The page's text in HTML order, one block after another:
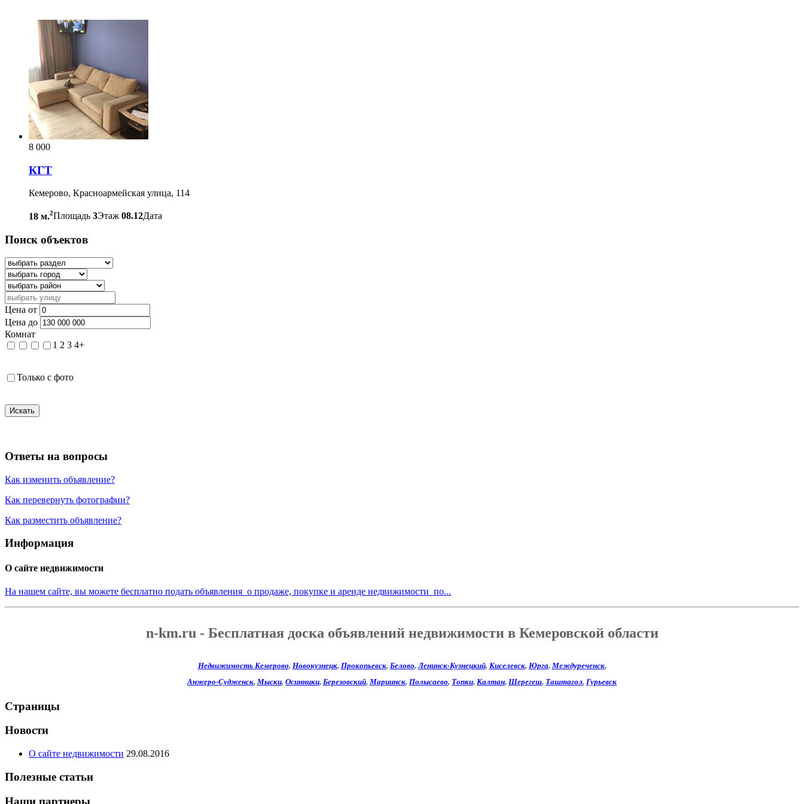
8 000
КГТ
Кемерово, Красноармейская улица, 114
18 м.2Площадь 3Этаж 08.12Дата
Поиск объектов
Цена от
Цена до
Комнат
1 2 3 4+
Только с фото
Искать
Ответы на вопросы
Как изменить объявление?
Как перевернуть фотографии?
Как разместить объявление?
Информация
О сайте недвижимости
На нашем сайте, вы можете бесплатно подать объявления о продаже, покупке и аренде недвижимости по...
n-km.ru - Бесплатная доска объявлений недвижимости в Кемеровской области
Недвижимость Кемерово, Новокузнецк, Прокопьевск, Белово,Ленинск-Кузнецкий, Киселевск, Юрга, Междуреченск,
Анжеро-Судженск, Мыски, Осинники, Березовский, Мариинск, Полысаево, Топки, Калтан, Шерегеш, Таштагол, Гурьевск
Страницы
Новости
О сайте недвижимости 29.08.2016
Полезные статьи
Наши партнеры